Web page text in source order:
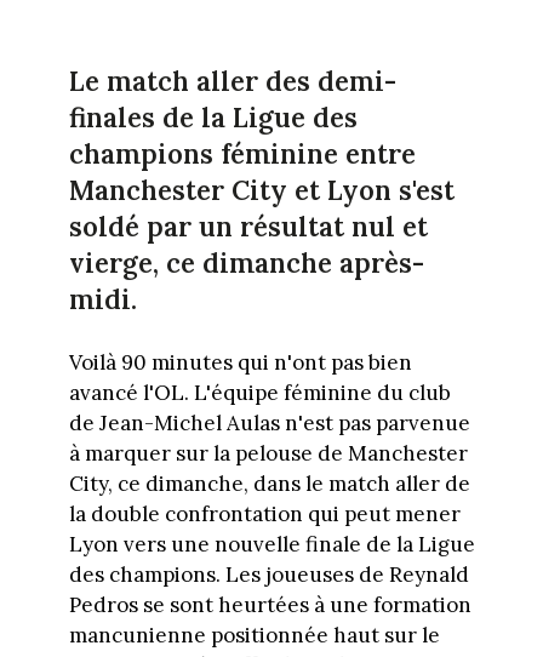
Le match aller des demi-
finales de la Ligue des
champions féminine entre
Manchester City et Lyon s'est
soldé par un résultat nul et
vierge, ce dimanche après-
midi.
Voilà 90 minutes qui n'ont pas bien
avancé l'OL. L'équipe féminine du club
de Jean-Michel Aulas n'est pas parvenue
à marquer sur la pelouse de Manchester
City, ce dimanche, dans le match aller de
la double confrontation qui peut mener
Lyon vers une nouvelle finale de la Ligue
des champions. Les joueuses de Reynald
Pedros se sont heurtées à une formation
mancunienne positionnée haut sur le